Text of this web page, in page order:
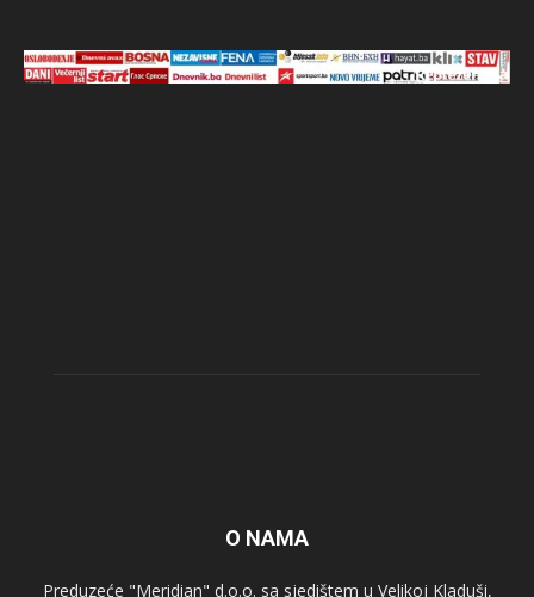
O NAMA
Preduzeće "Meridian" d.o.o. sa sjedištem u Velikoj Kladuši,